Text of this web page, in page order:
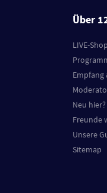
Über
LIVE-
Empfang
Neu hier?
Freunde
Unsere
Sitemap